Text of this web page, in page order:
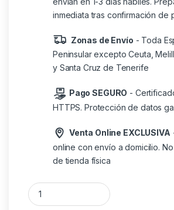
inmediata tras confirmación de
Zonas de Envío - Toda
Peninsular excepto Ceuta,
y Santa Cruz de Tenerife
Pago SEGURO -
HTTPS. Protección de datos
Venta Online EXCLUSIVA
online con envío a domicilio.
de tienda física
HP Mochila para portátil Everyday de